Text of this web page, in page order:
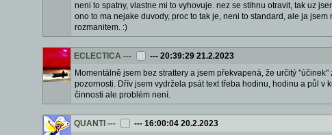
neni to spatny, vlastne mi to vyhovuje. nez se stihnu otravit, tak uz
ono to ma nejake duvody, proc to tak je, neni to standard, ale ja
rozmanitem. :)
ECLECTICA --- --- 20:39:29 21.2.2023
Momentálně jsem bez strattery a jsem překvapená, že určitý
pozornosti. Dřív jsem vydržela psát text třeba hodinu, hodinu a půl v
činnosti ale problém není.
QUANTI --- --- 16:00:04 20.2.2023